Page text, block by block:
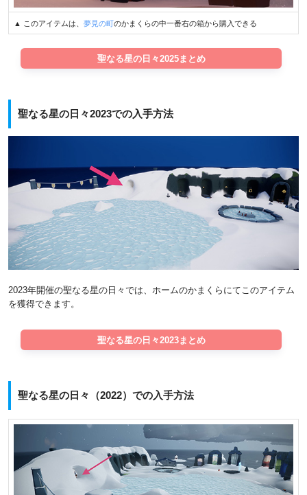
▲ このアイテムは、 夢見の町 のかまくらの中一番右の箱から購入できる
聖なる星の日々2025まとめ
聖なる星の日々2023での入手方法
2023年開催の聖なる星の日々では、ホームのかまくらにてこのアイテム
を獲得できます。
聖なる星の日々2023まとめ
聖なる星の日々（2022）での入手方法